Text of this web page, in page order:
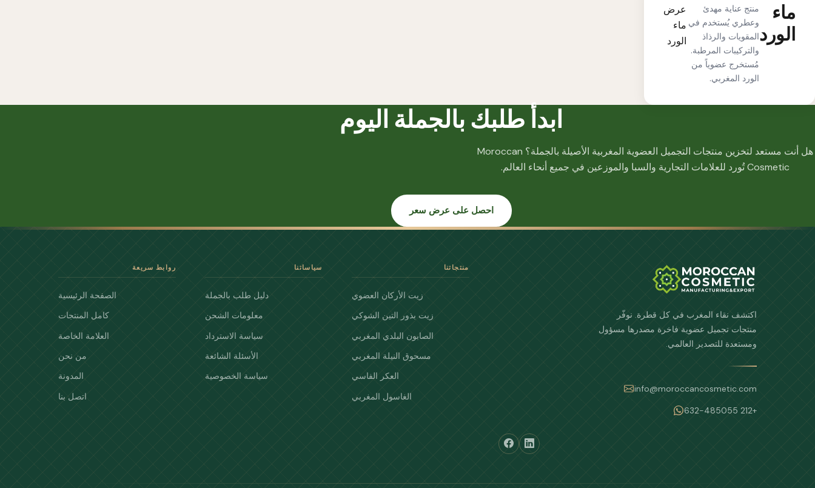
ماء
الورد
منتج عناية مهدئ
وعطري يُستخدم في
المقويات والرذاذ
والتركيبات المرطبة.
مُستخرج عضوياً من
الورد المغربي.
عرض
ماء
الورد
ابدأ طلبك بالجملة اليوم
هل أنت مستعد لتخزين منتجات التجميل العضوية المغربية الأصيلة بالجملة؟ Moroccan
Cosmetic تُورد للعلامات التجارية والسبا والموزعين في جميع أنحاء العالم.
احصل على عرض سعر
اكتشف نقاء المغرب في كل قطرة. نوفّر
منتجات تجميل عضوية فاخرة مصدرها مسؤول
ومستعدة للتصدير العالمي.
info@moroccancosmetic.com
+212 632-485055
منتجاتنا
زيت الأركان العضوي
زيت بذور التين الشوكي
الصابون البلدي المغربي
مسحوق النيلة المغربي
العكر الفاسي
الغاسول المغربي
سياساتنا
دليل طلب بالجملة
معلومات الشحن
سياسة الاسترداد
الأسئلة الشائعة
سياسة الخصوصية
روابط سريعة
الصفحة الرئيسية
كامل المنتجات
العلامة الخاصة
من نحن
المدونة
اتصل بنا